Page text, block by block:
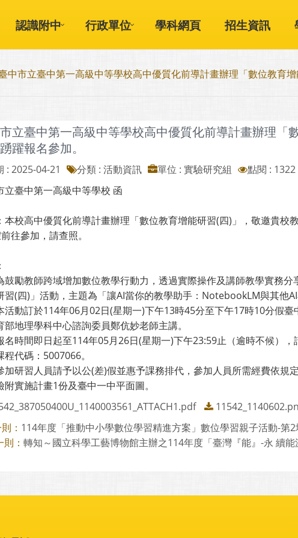
認識附中 行政單位 學科網頁 招生資訊
中市立臺中第一高級中等學校高中優質化前導計畫辦理「數位教育
立臺中第一高級中等學校高中優質化前導計畫辦理「
躍報名參加。
: 2025-04-21 分類 : 活動資訊 單位 : 實驗研究組
點閱 : 1322
立臺中第一高級中等學校 函
本校高中優質化前導計畫辦理「數位教育增能研習(四)」，敬邀貴校
往參加，請查照。
鼓勵教師跨域增加數位教學行動力，透過實際操作及講師教學實務
習(四)」活動，主題為「讓AI當你的教學助手：NotebookLM與其他AI
活動訂於114年06月02日(星期一)下午13時45分至下午17時10分假
部地理學科中心諮詢委員鄭伉妙老師主講。
名時間即日起至114年05月26日(星期一)下午23:59止（逾時不候）
程代碼：5007066。
加研習人員請予以公(差)假並惠予課務排代，參加人員所需經費依規
附實施計畫1份及臺中一中平面圖。
： 114年度「推動中小學數位學習精進方案」數位學習親子活動-第
： 轉知～國立科學工藝博物館主辦之114年度「臺灣『能』-永 續能